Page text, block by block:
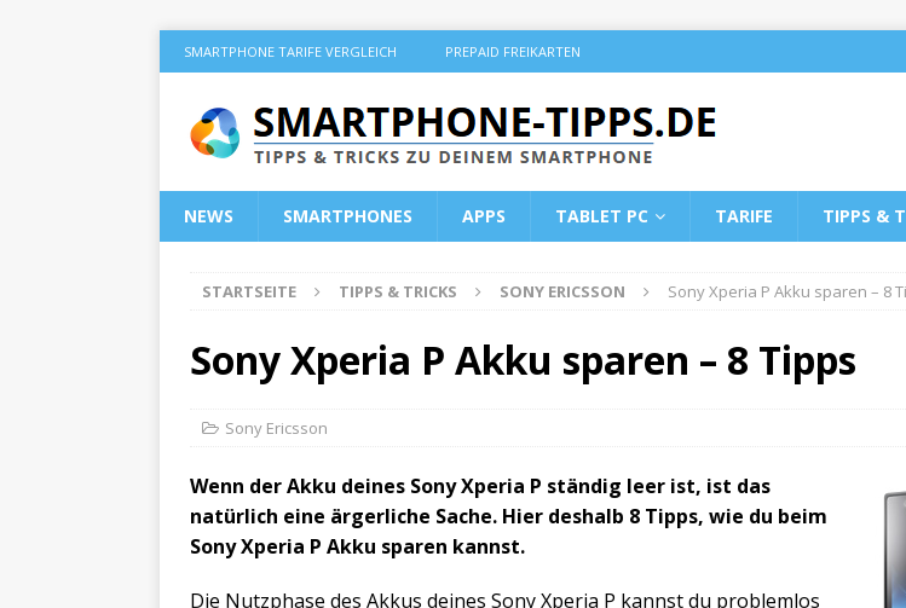
SMARTPHONE TARIFE VERGLEICH PREPAID FREIKARTEN
NEWS SMARTPHONES APPS TABLET PC TARIFE TIPPS &
STARTSEITE TIPPS & TRICKS SONY ERICSSON Sony Xperia P Akku sparen – 8
Sony Xperia P Akku sparen – 8 Tipps
Sony Ericsson
Wenn der Akku deines Sony Xperia P ständig leer ist, ist das
natürlich eine ärgerliche Sache. Hier deshalb 8 Tipps, wie du beim
Sony Xperia P Akku sparen kannst.
Die Nutzphase des Akkus deines Sony Xperia P kannst du problemlos